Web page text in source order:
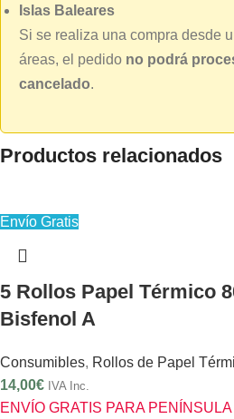
Islas Baleares
Si se realiza una compra desde
áreas, el pedido no podrá
cancelado.
Productos relacionados
Envío Gratis
5 Rollos Papel Térmico
Bisfenol A
Consumibles, Rollos de Papel
14,00€ IVA Inc.
ENVÍO GRATIS PARA PENÍNSULA